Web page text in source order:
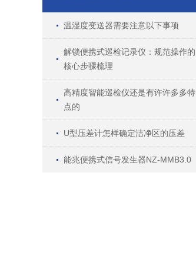
温湿度变送器需要注意以下事项
解锁便携式巡检记录仪：规范操作的
核心步骤梳理
高精度智能巡检仪还是有许许多多特
点的
U型压差计怎样确定洁净区的压差
能兆便携式信号发生器NZ-MMB3.0